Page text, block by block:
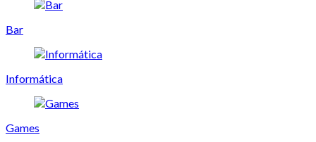
Bar
Informática
Games